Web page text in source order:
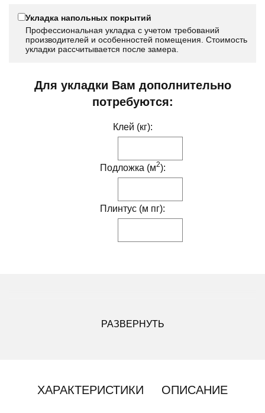
Укладка напольных покрытий
Профессиональная укладка с учетом требований
производителей и особенностей помещения. Стоимость
укладки рассчитывается после замера.
Для укладки Вам дополнительно
потребуются:
Клей (кг):
Подложка (м2):
Плинтус (м пг):
РАЗВЕРНУТЬ
ХАРАКТЕРИСТИКИ ОПИСАНИЕ